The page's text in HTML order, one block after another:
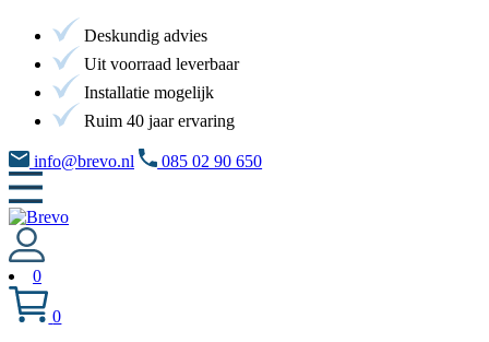
Deskundig advies
Uit voorraad leverbaar
Installatie mogelijk
Ruim 40 jaar ervaring
info@brevo.nl 085 02 90 650
0
0